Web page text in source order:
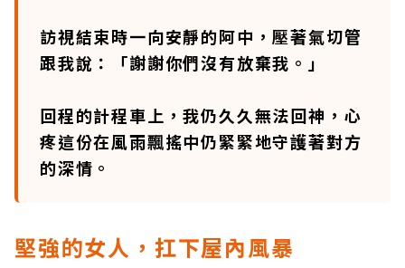
訪視結束時一向安靜的阿中，壓著氣切管
跟我說：「謝謝你們沒有放棄我。」
回程的計程車上，我仍久久無法回神，心
疼這份在風雨飄搖中仍緊緊地守護著對方
的深情。
堅強的女人，扛下屋內風暴